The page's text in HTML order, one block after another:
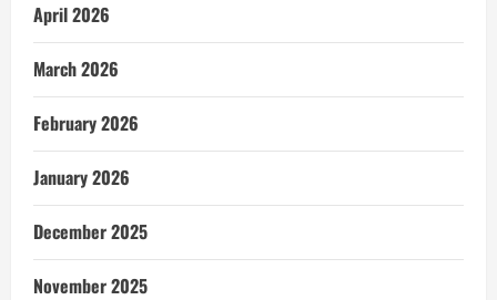
April 2026
March 2026
February 2026
January 2026
December 2025
November 2025